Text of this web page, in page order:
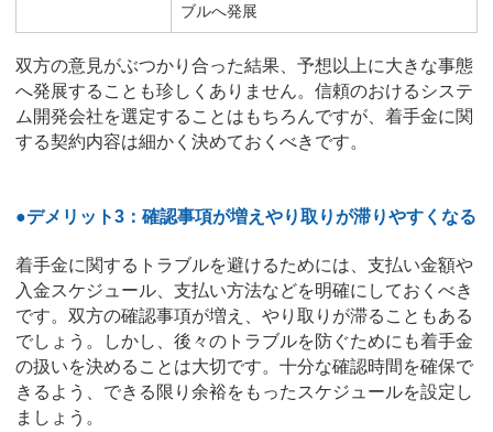
ブルへ発展
双方の意見がぶつかり合った結果、予想以上に大きな事態
へ発展することも珍しくありません。信頼のおけるシステ
ム開発会社を選定することはもちろんですが、着手金に関
する契約内容は細かく決めておくべきです。
●デメリット3：確認事項が増えやり取りが滞りやすくなる
着手金に関するトラブルを避けるためには、支払い金額や
入金スケジュール、支払い方法などを明確にしておくべき
です。双方の確認事項が増え、やり取りが滞ることもある
でしょう。しかし、後々のトラブルを防ぐためにも着手金
の扱いを決めることは大切です。十分な確認時間を確保で
きるよう、できる限り余裕をもったスケジュールを設定し
ましょう。